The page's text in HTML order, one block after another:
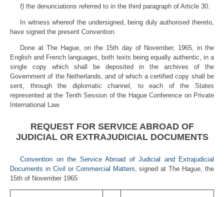
f) the denunciations referred to in the third paragraph of Article 30.
In witness whereof the undersigned, being duly authorised thereto,
have signed the present Convention.
Done at The Hague, on the 15th day of November, 1965, in the
English and French languages, both texts being equally authentic, in a
single copy which shall be deposited in the archives of the
Government of the Netherlands, and of which a certified copy shall be
sent, through the diplomatic channel, to each of the States
represented at the Tenth Session of the Hague Conference on Private
International Law.
REQUEST FOR SERVICE ABROAD OF
JUDICIAL OR EXTRAJUDICIAL DOCUMENTS
Convention on the Service Abroad of Judicial and Extrajudicial
Documents in Civil or Commercial Matters , signed at The Hague, the
15th of November 1965